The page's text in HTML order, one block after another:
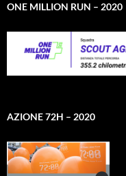
ONE MILLION RUN – 2020
AZIONE 72H – 2020